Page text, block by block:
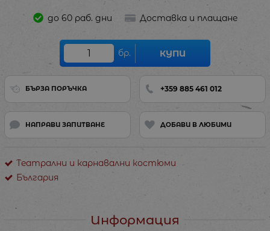
до 60 раб. дни Доставка и плащане
бр. КУПИ
БЪРЗА ПОРЪЧКА +359 885 461 012
НАПРАВИ ЗАПИТВАНЕ ДОБАВИ В ЛЮБИМИ
Театрални и карнавални костюми
България
Информация